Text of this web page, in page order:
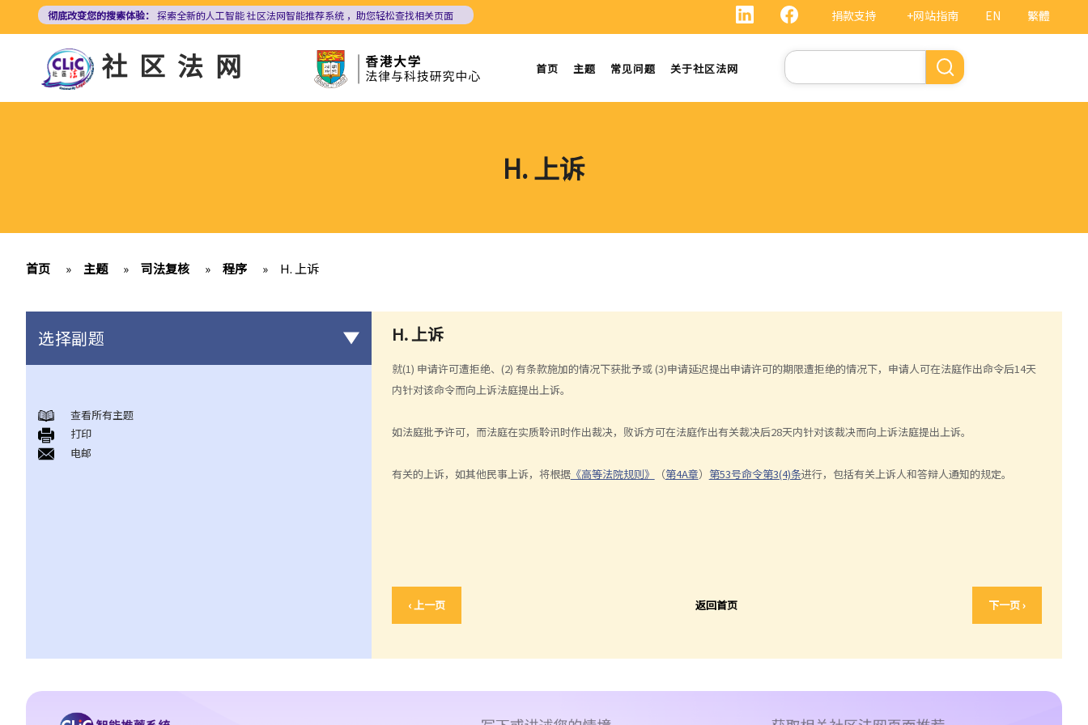
内
EN 繁體
捐款支持 +网站指南
彻底改变您的搜索体验： 探索全新的人工智能社区法网智能推荐系统 ，助您轻松查找相关页面
社区法网 首页 主题 常见问题 关于社区法网
搜
索
H. 上诉
首页 » 主题 » 司法复核 » 程序 » H. 上诉
H. 上诉
就(1) 申请许可遭拒绝、(2) 有条款施加的情况下获批予或 (3)申请延迟提出申请许可的期限遭拒绝的情况下，申请人可在法庭作出命令后14天
内针对该命令而向上诉法庭提出上诉。
如法庭批予许可，而法庭在实质聆讯时作出裁决，败诉方可在法庭作出有关裁决后28天内针对该裁决而向上诉法庭提出上诉。
有关的上诉，如其他民事上诉，将根据《高等法院规则》 （第4A章） 第53号命令第3(4)条进行，包括有关上诉人和答辩人通知的规定。
‹ 上一页 返回首页 下一页 ›
选择副题
司法复核的基础和法庭的角色
什么时候可以进行司法复核
A. 司法复核的独有程序
2. 公平聆讯的权利
查看所有主题
打印
电邮